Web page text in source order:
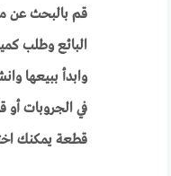
قم بالبحث عن
وابدأ ببيعها
قطعة يمكنك